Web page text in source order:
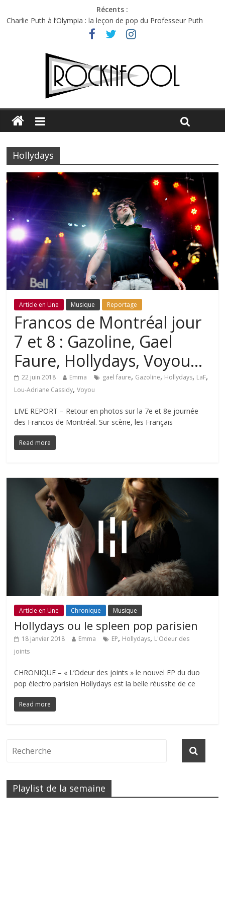
Récents :
Charlie Puth à l’Olympia : la leçon de pop du Professeur Puth
Festival Triptyque : un nouveau festival de musique indépendant
Hellfest 2026 vendredi : température et émotions en hausse
Hellfest 2026 jeudi : impossible de choisir entre chaleur et bonne
Première édition du Midgard Festival : entre bière, métal et
Hollydays
Article en Une Musique Reportage
Francos de Montréal jour
7 et 8 : Gazoline, Gael
Faure, Hollydays, Voyou…
22 juin 2018 Emma gael faure, Gazoline, Hollydays, LaF,
Lou-Adriane Cassidy,Voyou
LIVE REPORT – Retour en photos sur la 7e et 8e journée
des Francos de Montréal. Sur scène, les Français
Read more
Article en Une Chronique Musique
Hollydays ou le spleen pop parisien
18 janvier 2018 Emma EP, Hollydays, L'Odeur des
joints
CHRONIQUE – « L’Odeur des joints » le nouvel EP du duo
pop électro parisien Hollydays est la belle réussite de ce
Read more
Playlist de la semaine